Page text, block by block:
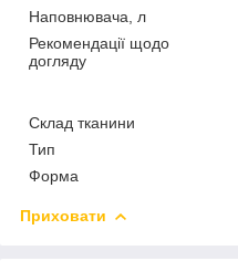
Наповнювача, л
Рекомендації щодо
догляду
Склад тканини
Тип
Форма
Приховати